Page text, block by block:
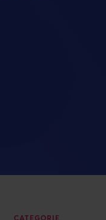
CATEGORIE